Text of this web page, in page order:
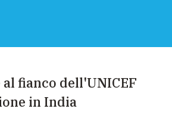
fianco dell'UNICEF
in India